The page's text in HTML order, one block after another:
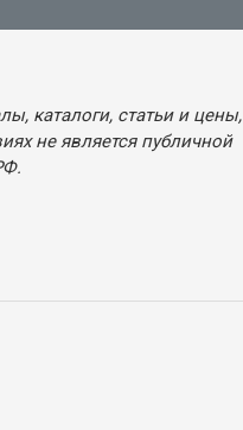
каталоги, статьи и цены,
не является публичной